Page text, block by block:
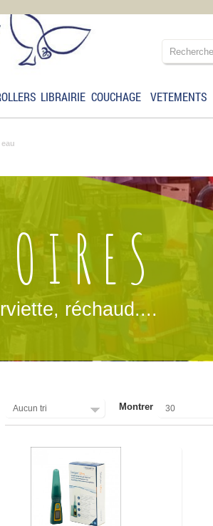
LIBRAIRIE COUCHAGE VETEMENTS
réchaud....
Aucun tri Montrer 30